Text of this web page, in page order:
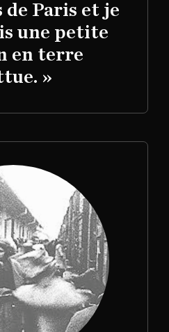
de Paris et je
une petite
en terre
»